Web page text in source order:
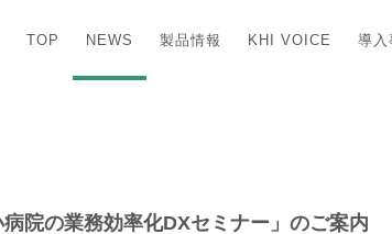
TOP NEWS 製品情報 KHI VOICE 導入
病院の業務効率化DXセミナー」のご案内